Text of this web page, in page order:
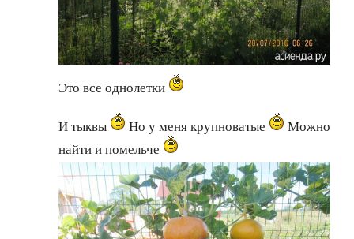
Это все однолетки
И тыквы Но у меня крупноватые
Можно
найти и помельче